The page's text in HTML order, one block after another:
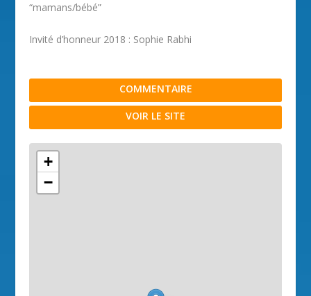
“mamans/bébé”
Invité d’honneur 2018 : Sophie Rabhi
COMMENTAIRE
VOIR LE SITE
+
−